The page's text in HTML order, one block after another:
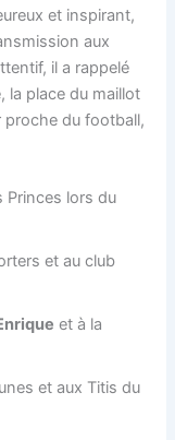
et inspirant,
aux
il a rappelé
la place du maillot
du football,
Princes lors du
et au club
et à la
et aux Titis du